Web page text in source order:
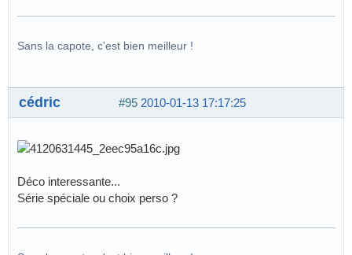
Sans la capote, c'est bien meilleur !
#95 2010-01-13 17:17:25
cédric
Déco interessante...
Série spéciale ou choix perso ?